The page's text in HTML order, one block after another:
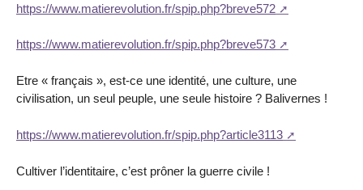
https://www.matierevolution.fr/spip.php?breve572
https://www.matierevolution.fr/spip.php?breve573
Etre « français », est-ce une identité, une culture, une
civilisation, un seul peuple, une seule histoire ? Balivernes !
https://www.matierevolution.fr/spip.php?article3113
Cultiver l’identitaire, c’est prôner la guerre civile !